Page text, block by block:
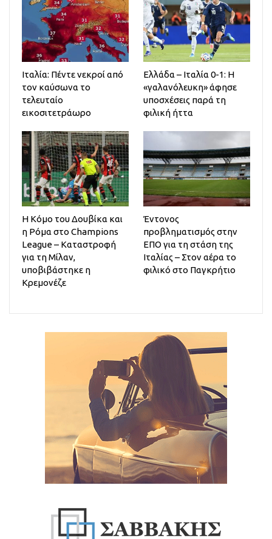
Ιταλία: Πέντε νεκροί από
τον καύσωνα το
τελευταίο
εικοσιτετράωρο
Ελλάδα – Ιταλία 0-1: Η
«γαλανόλευκη» άφησε
υποσχέσεις παρά τη
φιλική ήττα
Η Κόμο του Δουβίκα και
η Ρόμα στο Champions
League – Καταστροφή
για τη Μίλαν,
υποβιβάστηκε η
Κρεμονέζε
Έντονος
προβληματισμός στην
ΕΠΟ για τη στάση της
Ιταλίας – Στον αέρα το
φιλικό στο Παγκρήτιο